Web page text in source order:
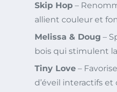
Skip Hop –
allient couleur et
Melissa & Doug –
bois qui stimulent
Tiny Love –
d’éveil interactifs et